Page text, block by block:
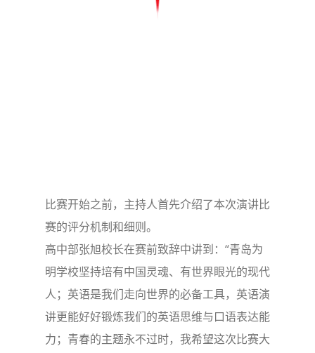
比赛开始之前，主持人首先介绍了本次演讲比
赛的评分机制和细则。
高中部张旭校长在赛前致辞中讲到：“青岛为
明学校坚持培有中国灵魂、有世界眼光的现代
人；英语是我们走向世界的必备工具，英语演
讲更能好好锻炼我们的英语思维与口语表达能
力；青春的主题永不过时，我希望这次比赛大